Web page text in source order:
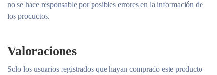
no se hace responsable por posibles errores en la información de
los productos.
Valoraciones
Solo los usuarios registrados que hayan comprado este producto